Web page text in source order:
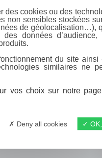
des cookies ou des
non sensibles stockées
de géolocalisation…),
données
du site
similaires ne
vos choix sur notre
Deny all cookies